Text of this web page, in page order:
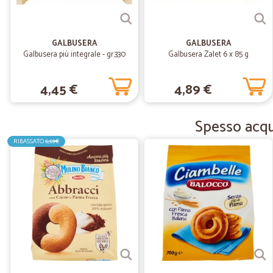
GALBUSERA
Galbusera più integrale - gr.330
4,45 €
GALBUSERA
Galbusera Zalet 6 x 85 g
4,89 €
Spesso
RIBASSATO6,69€